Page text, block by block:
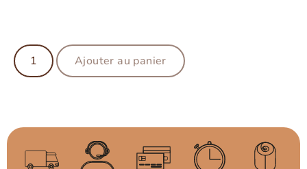
Ajouter au panier